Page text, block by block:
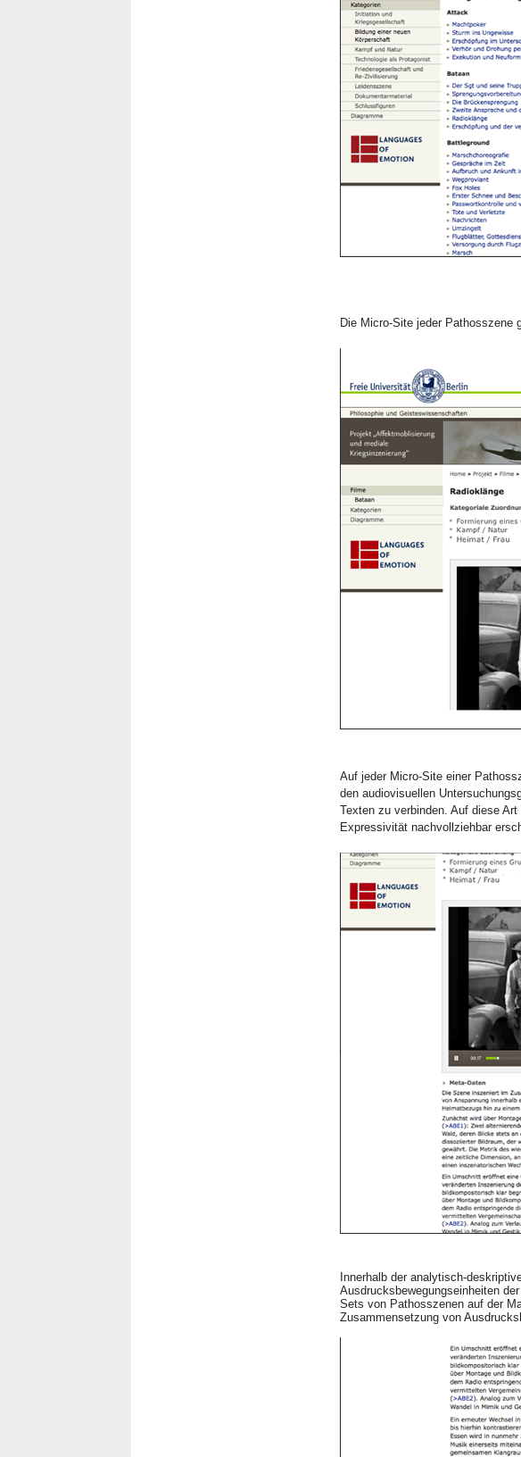
Die Micro-Site jeder Pathosszene
Auf jeder Micro-Site einer
den audiovisuellen
Texten zu verbinden. Auf diese
Expressivität nachvollziehbar
Innerhalb der analytisch-
Ausdrucksbewegungseinheiten
Sets von Pathosszenen auf der
Zusammensetzung von